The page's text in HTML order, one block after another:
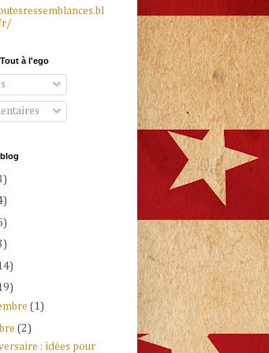
à l'ego
(1)
(2)
: idées pour